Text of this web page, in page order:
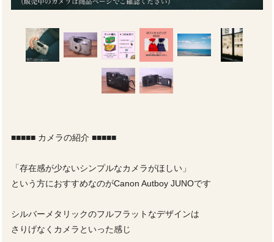
■■■■■ カメラの紹介 ■■■■■
「存在感が少ないシンプルなカメラがほしい」
という方におすすめなのがCanon Autboy JUNOです
シルバーメタリックのフルフラットなデザインは
さりげなくカメラといった感じ